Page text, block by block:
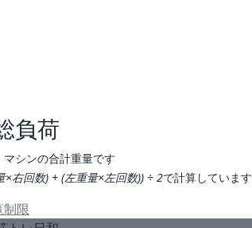
負荷
シンの合計重量です
×右回数) + (左重量×左回数)) ÷ 2で計算しています
限